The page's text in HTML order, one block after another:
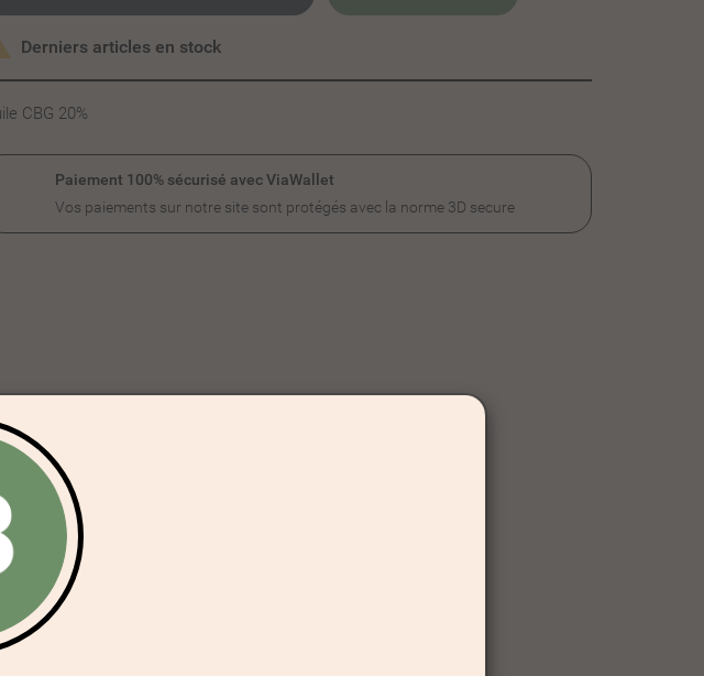
Derniers articles en stock
CBG 20%
Paiement 100% sécurisé avec ViaWallet
Vos paiements sur notre site sont protégés avec la norme 3D secure